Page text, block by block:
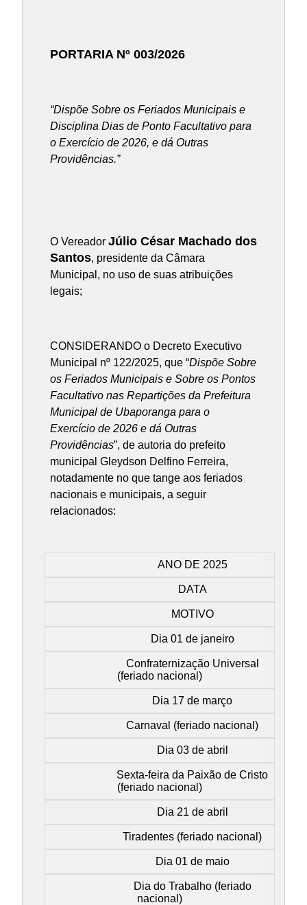
PORTARIA Nº 003/2026
“Dispõe Sobre os Feriados Municipais e
Disciplina Dias de Ponto Facultativo para
o Exercício de 2026, e dá Outras
Providências.”
O Vereador Júlio César Machado dos
Santos, presidente da Câmara
Municipal, no uso de suas atribuições
legais;
CONSIDERANDO o Decreto Executivo
Municipal nº 122/2025, que “Dispõe Sobre
os Feriados Municipais e Sobre os Pontos
Facultativo nas Repartições da Prefeitura
Municipal de Ubaporanga para o
Exercício de 2026 e dá Outras
Providências”, de autoria do prefeito
municipal Gleydson Delfino Ferreira,
notadamente no que tange aos feriados
nacionais e municipais, a seguir
relacionados:
ANO DE 2025
DATA
MOTIVO
Dia 01 de janeiro
Confraternização Universal
(feriado nacional)
Dia 17 de março
Carnaval (feriado nacional)
Dia 03 de abril
Sexta-feira da Paixão de Cristo
(feriado nacional)
Dia 21 de abril
Tiradentes (feriado nacional)
Dia 01 de maio
Dia do Trabalho (feriado
nacional)